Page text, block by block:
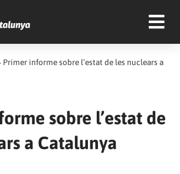
Primer informe sobre l’estat de les nuclears a
sobre l’estat de
a Catalunya